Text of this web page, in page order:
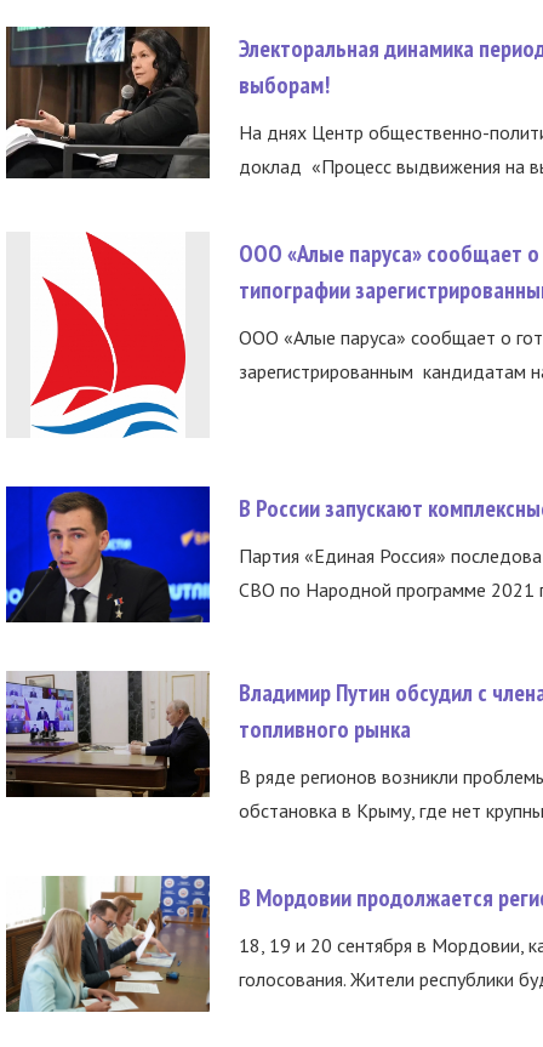
Электоральная динамика
выборам!
На днях Центр общественно-
доклад «Процесс выдвижения на
ООО «Алые паруса» сообщает о
типографии
ООО «Алые паруса» сообщает о
зарегистрированным кандидатам
В России запускают
Партия «Единая Россия»
СВО по Народной программе 2021
Владимир Путин обсудил с
топливного рынка
В ряде регионов возникли
обстановка в Крыму, где нет
В Мордовии продолжается
18, 19 и 20 сентября в Мордовии,
голосования. Жители республики